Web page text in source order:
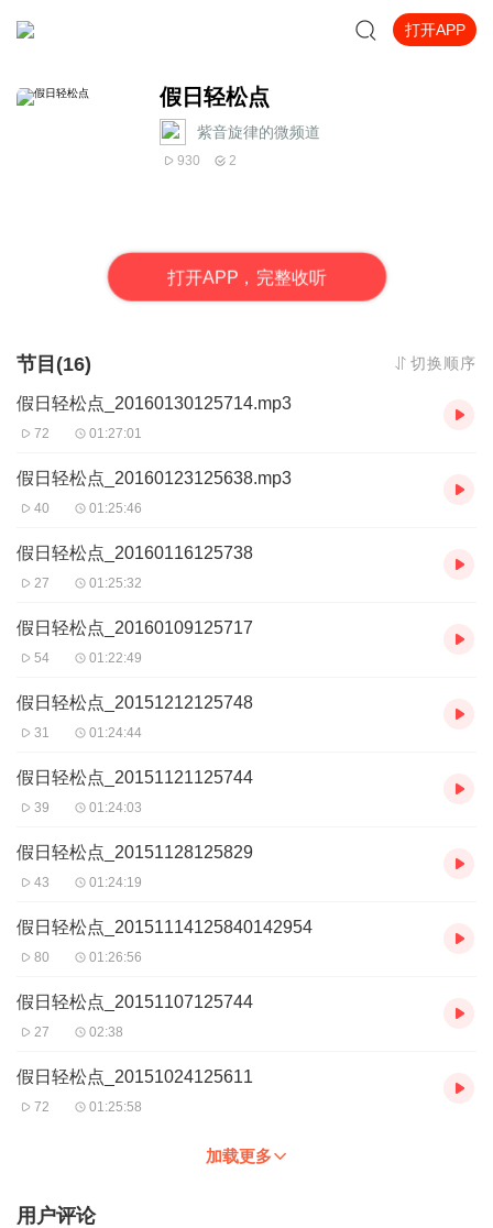
打开APP
假日轻松点
紫音旋律的微频道
930 2
打开APP，完整收听
节目(16) 切换顺序
假日轻松点_20160130125714.mp3
72 01:27:01
假日轻松点_20160123125638.mp3
40 01:25:46
假日轻松点_20160116125738
27 01:25:32
假日轻松点_20160109125717
54 01:22:49
假日轻松点_20151212125748
31 01:24:44
假日轻松点_20151121125744
39 01:24:03
假日轻松点_20151128125829
43 01:24:19
假日轻松点_20151114125840142954
80 01:26:56
假日轻松点_20151107125744
27 02:38
假日轻松点_20151024125611
72 01:25:58
加载更多
用户评论